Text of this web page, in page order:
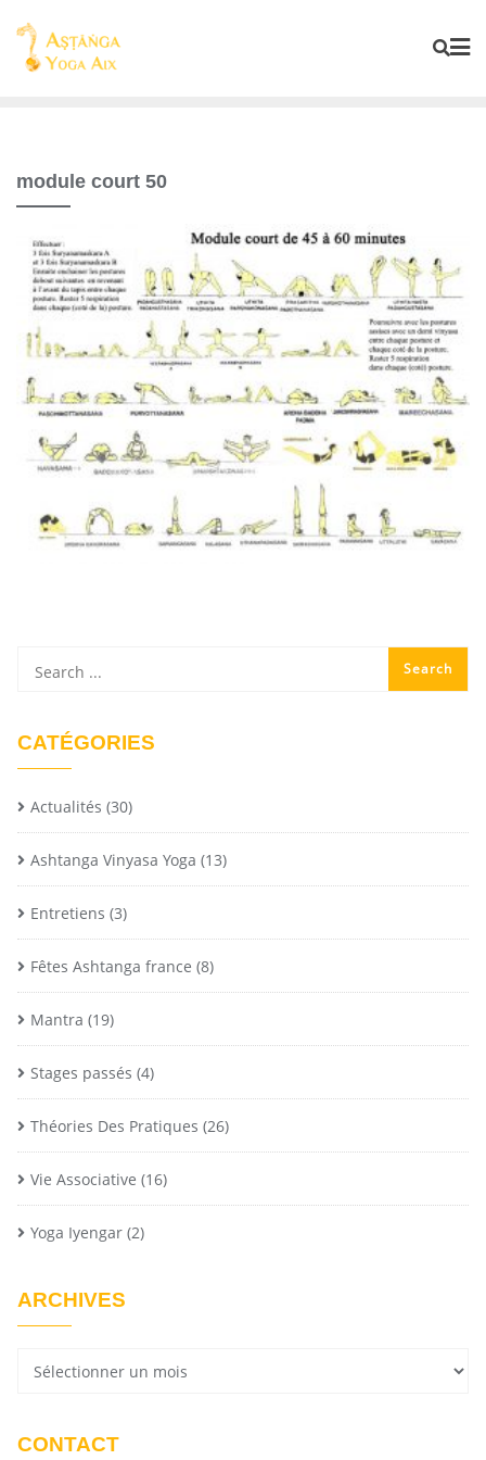
module court 50
CATÉGORIES
Actualités (30)
Ashtanga Vinyasa Yoga (13)
Entretiens (3)
Fêtes Ashtanga france (8)
Mantra (19)
Stages passés (4)
Théories Des Pratiques (26)
Vie Associative (16)
Yoga Iyengar (2)
ARCHIVES
CONTACT